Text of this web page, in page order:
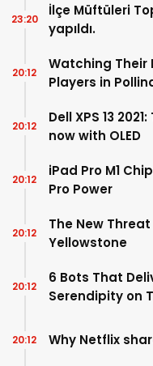
İlçe Müftüleri
yapıldı.
23:20
Watching Their
Players in
20:12
Dell XPS 13
now with OLED
20:12
iPad Pro M1
Pro Power
20:12
The New
Yellowstone
20:12
6 Bots That
Serendipity on
20:12
Why Netflix
20:12